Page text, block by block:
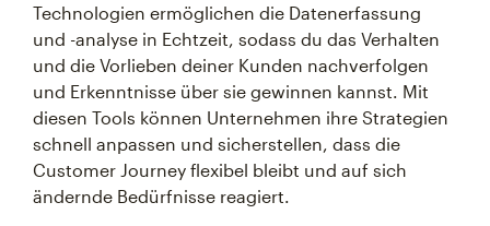
Technologien ermöglichen die Datenerfassung
und -analyse in Echtzeit, sodass du das Verhalten
und die Vorlieben deiner Kunden nachverfolgen
und Erkenntnisse über sie gewinnen kannst. Mit
diesen Tools können Unternehmen ihre Strategien
schnell anpassen und sicherstellen, dass die
Customer Journey flexibel bleibt und auf sich
ändernde Bedürfnisse reagiert.